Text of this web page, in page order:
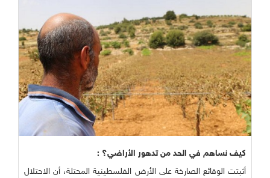
كيف نساهم في الحد من تدهور الأراضي؟ :
أثبتت الوقائع الصارخة على الأرض الفلسطينية المحتلة، أن الاحتلال